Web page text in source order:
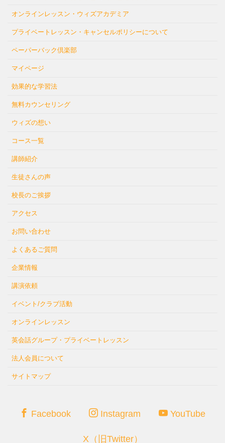
オンラインレッスン・ウィズアカデミア
プライベートレッスン・キャンセルポリシーについて
ペーパーバック倶楽部
マイページ
効果的な学習法
無料カウンセリング
ウィズの想い
コース一覧
講師紹介
生徒さんの声
校長のご挨拶
アクセス
お問い合わせ
よくあるご質問
企業情報
講演依頼
イベント/クラブ活動
オンラインレッスン
英会話グループ・プライベートレッスン
法人会員について
サイトマップ
Facebook Instagram YouTube
X（旧Twitter）